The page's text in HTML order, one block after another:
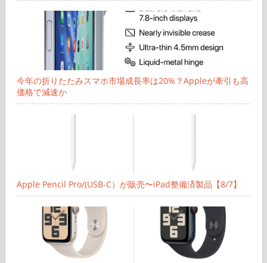
今年の折りたたみスマホ市場成長率は20%？Appleが牽引も高
価格で減速か
Apple Pencil Pro/(USB-C）が販売〜iPad整備済製品【8/7】